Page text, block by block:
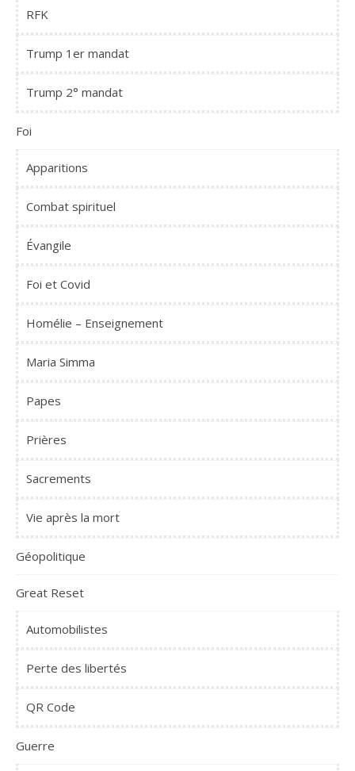
RFK
Trump 1er mandat
Trump 2° mandat
Foi
Apparitions
Combat spirituel
Évangile
Foi et Covid
Homélie – Enseignement
Maria Simma
Papes
Prières
Sacrements
Vie après la mort
Géopolitique
Great Reset
Automobilistes
Perte des libertés
QR Code
Guerre